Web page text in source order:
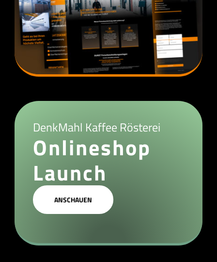
DenkMahl Kaffee Rösterei
Onlineshop
Launch
ANSCHAUEN